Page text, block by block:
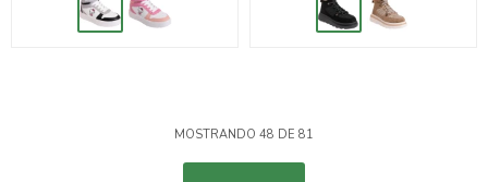
MOSTRANDO 48 DE 81